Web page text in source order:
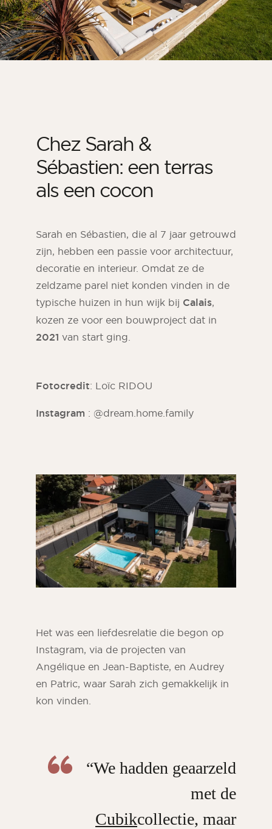
Chez Sarah &
Sébastien: een terras
als een cocon
Sarah en Sébastien, die al 7 jaar getrouwd
zijn, hebben een passie voor architectuur,
decoratie en interieur. Omdat ze de
zeldzame parel niet konden vinden in de
typische huizen in hun wijk bij Calais,
kozen ze voor een bouwproject dat in
2021 van start ging.
Fotocredit: Loïc RIDOU
Instagram : @dream.home.family
Het was een liefdesrelatie die begon op
Instagram, via de projecten van
Angélique en Jean-Baptiste, en Audrey
en Patric, waar Sarah zich gemakkelijk in
kon vinden.
“We hadden geaarzeld
met de
Cubikcollectie, maar